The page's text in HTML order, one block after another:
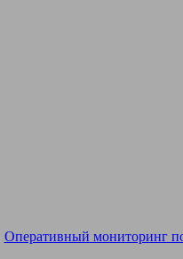
Оперативный мониторинг